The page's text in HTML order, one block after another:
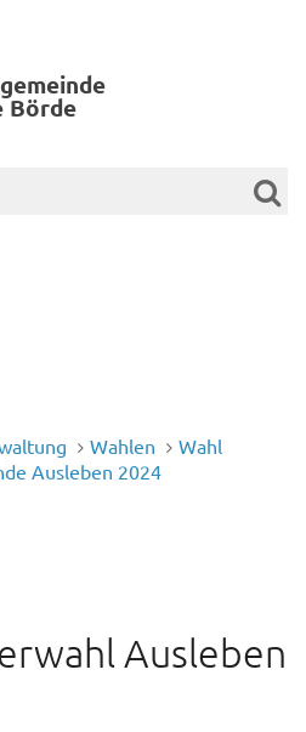
Börde
Wahlen
Wahl
Ausleben 2024
Ausleben